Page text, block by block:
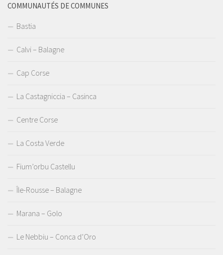
COMMUNAUTÉS DE COMMUNES
Bastia
Calvi – Balagne
Cap Corse
La Castagniccia – Casinca
Centre Corse
La Costa Verde
Fium’orbu Castellu
Île-Rousse – Balagne
Marana – Golo
Le Nebbiu – Conca d’Oro